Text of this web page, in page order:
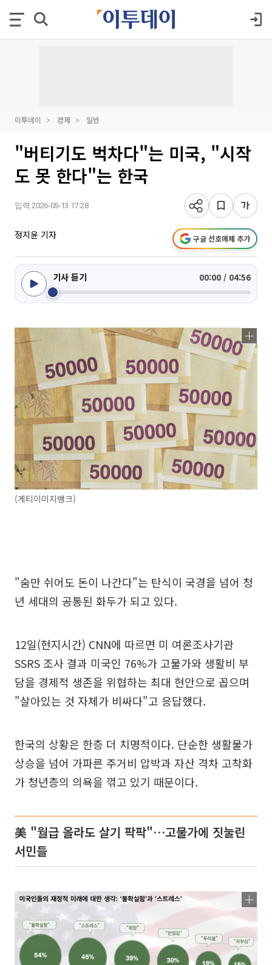
이투데이 경제 일반
"버티기도 벅차다"는 미국, "시작
도 못 한다"는 한국
입력 2026-05-13 17:28
정지윤 기자 구글 선호매체 추가
기사 듣기 00:00 / 04:56
(게티이미지뱅크)
"숨만 쉬어도 돈이 나간다"는 탄식이 국경을 넘어 청
년 세대의 공통된 화두가 되고 있다.
12일(현지시간) CNN에 따르면 미 여론조사기관
SSRS 조사 결과 미국인 76%가 고물가와 생활비 부
담을 경제적 생존을 위협하는 최대 현안으로 꼽으며
"살아있는 것 자체가 비싸다"고 응답했다.
한국의 상황은 한층 더 치명적이다. 단순한 생활물가
상승을 넘어 가파른 주거비 압박과 자산 격차 고착화
가 청년층의 의욕을 꺾고 있기 때문이다.
美 "월급 올라도 살기 팍팍"…고물가에 짓눌린
서민들